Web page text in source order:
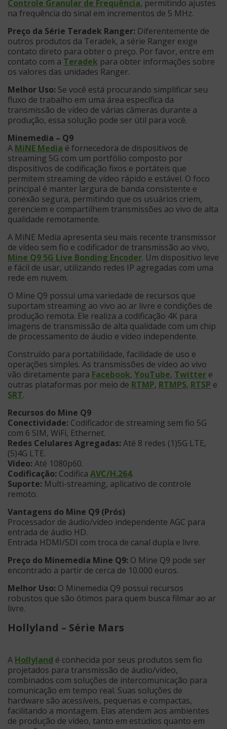
Controle Granular de Frequência, permitindo ajustes
na frequência do sinal em incrementos de 5 MHz.
Preço da Série Teradek Ranger: Diferentemente de
outros produtos da Teradek, a série Ranger exige
contato direto para obter o preço. Por favor, entre em
contato com a Teradek para obter informações sobre
os valores das unidades Ranger.
Melhor Uso: Se você está procurando simplificar seu
fluxo de trabalho em uma área específica da
transmissão de vídeo de várias câmeras durante a
produção, essa solução pode ser útil para você.
Minemedia – Q9
A MiNE Media é fornecedora de dispositivos de
streaming 5G com um portfólio composto por
dispositivos de codificação fixos e portáteis que
permitem streaming de vídeo rápido e estável. O foco
principal é manter largura de banda consistente e
conexão segura, permitindo que os usuários criem,
gerenciem e compartilhem transmissões ao vivo de alta
qualidade remotamente.
A MiNE Media apresenta seu mais recente transmissor
de vídeo sem fio e codificador de transmissão ao vivo,
Mine Q9 5G Live Bonding Encoder. Um dispositivo leve
e fácil de usar, utilizando redes IP agregadas com uma
rede em nuvem.
O Mine Q9 possui uma variedade de recursos que
suportam streaming ao vivo ao ar livre e condições de
produção remota. Ele realiza a codificação 4K para
imagens de transmissão de alta qualidade com um chip
de processamento de áudio e vídeo independente.
Construído para portabilidade, facilidade de uso e
operações simples. As transmissões de vídeo ao vivo
vão diretamente para Facebook, YouTube, Twitter e
outras plataformas por meio de RTMP, RTMPS, RTSP e
SRT.
Recursos do Mine Q9
Conectividade: Codificador de streaming sem fio 5G
com 6 SIM, WiFi, Ethernet.
Redes Celulares Agregadas: Até 8 redes (1)5G LTE,
(5)4G LTE.
Vídeo: Até 1080p60.
Codificação: Codifica AVC/H.264.
Suporte: Multi-streaming, aplicativo de controle
remoto.
Vantagens do Mine Q9 (Prós)
Processador de áudio/vídeo independente AGC para
entrada de áudio HD.
Entrada HDMI/SDI com troca de canal dupla e livre.
Preço do Minemedia Mine Q9: O Mine Q9 pode ser
encontrado a partir de cerca de 10.000 euros.
Melhor Uso: O Minemedia Q9 possui recursos
robustos que são ótimos para quem busca filmar ao ar
livre.
Hollyland – Série Mars
A Hollyland é conhecida por seus produtos sem fio
projetados para transmissão de áudio/vídeo,
combinados com soluções de intercomunicação para
comunicação em tempo real. Suas soluções de
hardware são acessíveis, pequenas e compactas,
facilitando a montagem. Elas atendem aos ambientes
de produção de vídeo, tanto em estúdios quanto em